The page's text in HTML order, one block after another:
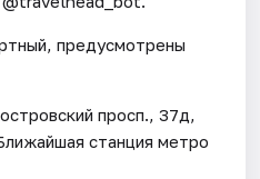
предусмотрены
просп., 37д,
станция метро